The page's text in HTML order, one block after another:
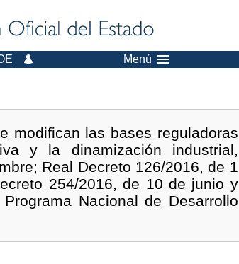
Menú
modifican las bases reguladoras
y la dinamización industrial,
Real Decreto 126/2016, de 1
254/2016, de 10 de junio y
Nacional de Desarrollo